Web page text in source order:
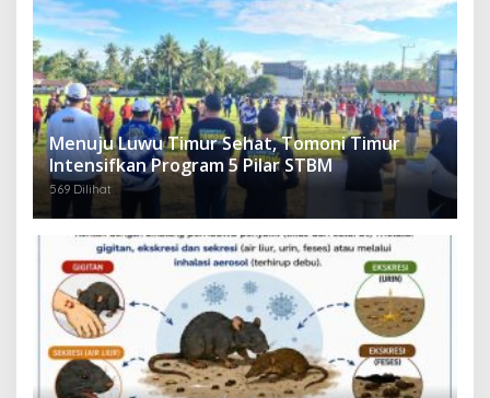
Menuju Luwu Timur Sehat, Tomoni Timur
Intensifkan Program 5 Pilar STBM
569 Dilihat